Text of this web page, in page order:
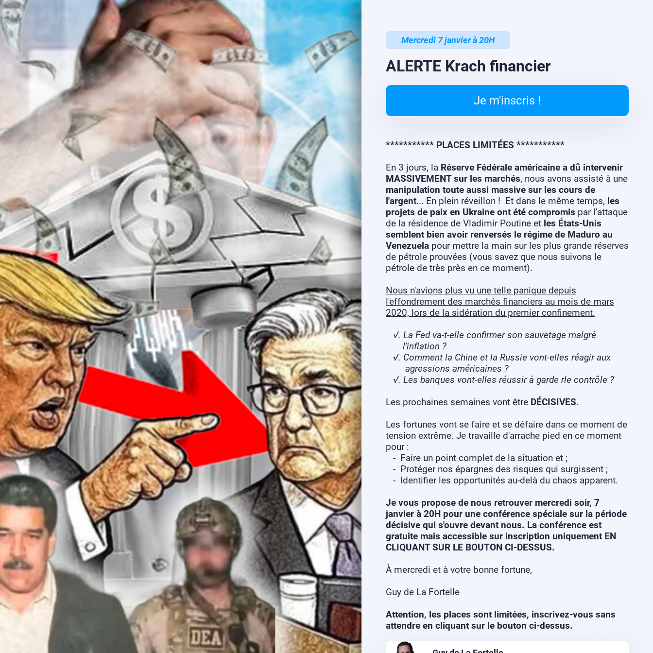
Mercredi 7 janvier à 20H
ALERTE Krach financier
Je m'inscris !
*********** PLACES LIMITÉES ***********
En 3 jours, la Réserve Fédérale américaine a dû intervenir
MASSIVEMENT sur les marchés, nous avons assisté à une
manipulation toute aussi massive sur les cours de
l'argent... En plein réveillon ! Et dans le même temps, les
projets de paix en Ukraine ont été compromis par l'attaque
de la résidence de Vladimir Poutine et les États-Unis
semblent bien avoir renversés le régime de Maduro au
Venezuela pour mettre la main sur les plus grande réserves
de pétrole prouvées (vous savez que nous suivons le
pétrole de très près en ce moment).
Nous n'avions plus vu une telle panique depuis
l'effondrement des marchés financiers au mois de mars
2020, lors de la sidération du premier confinement.
√. La Fed va-t-elle confirmer son sauvetage malgré
l'inflation ?
√. Comment la Chine et la Russie vont-elles réagir aux
agressions américaines ?
√. Les banques vont-elles réussir à garde rle contrôle ?
Les prochaines semaines vont être DÉCISIVES.
Les fortunes vont se faire et se défaire dans ce moment de
tension extrême. Je travaille d'arrache pied en ce moment
pour :
- Faire un point complet de la situation et ;
- Protéger nos épargnes des risques qui surgissent ;
- Identifier les opportunités au-delà du chaos apparent.
Je vous propose de nous retrouver mercredi soir, 7
janvier à 20H pour une conférence spéciale sur la période
décisive qui s'ouvre devant nous. La conférence est
gratuite mais accessible sur inscription uniquement EN
CLIQUANT SUR LE BOUTON CI-DESSUS.
À mercredi et à votre bonne fortune,
Guy de La Fortelle
Attention, les places sont limitées, inscrivez-vous sans
attendre en cliquant sur le bouton ci-dessus.